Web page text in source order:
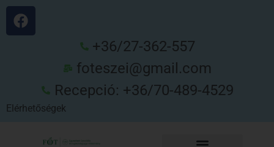
+36/27-362-557
foteszei@gmail.com
Recepció: +36/70-489-4529
Elérhetőségek